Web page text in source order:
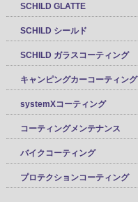
SCHILD GLATTE
SCHILD シールド
SCHILD ガラスコーティング
キャンピングカーコーティング
systemXコーティング
コーティングメンテナンス
バイクコーティング
プロテクションコーティング